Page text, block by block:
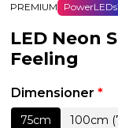
PREMIUM
LED Neon
Feeling
Dimensioner *
75cm 100cm